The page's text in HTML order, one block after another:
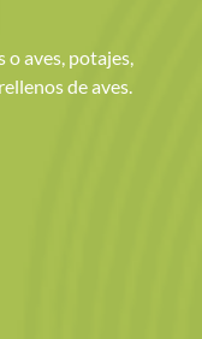
o aves, potajes,
de aves.